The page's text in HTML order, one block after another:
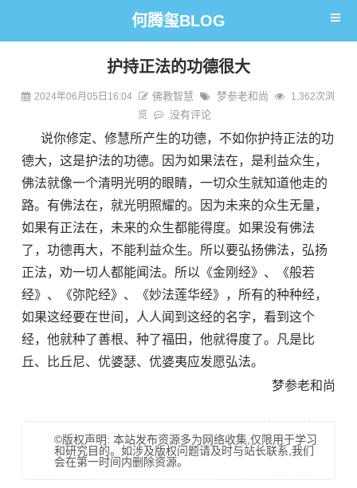
护持正法的功德很大
2024年06月05日16:04 佛教智慧 梦参老和尚
1,362次浏
览
没有评论
说你修定、修慧所产生的功德，不如你护持正法的功
德大，这是护法的功德。因为如果法在，是利益众生，
佛法就像一个清明光明的眼睛，一切众生就知道他走的
路。有佛法在，就光明照耀的。因为未来的众生无量，
如果有正法在，未来的众生都能得度。如果没有佛法
了，功德再大，不能利益众生。所以要弘扬佛法，弘扬
正法，劝一切人都能闻法。所以《金刚经》、《般若
经》、《弥陀经》、《妙法莲华经》，所有的种种经，
如果这经要在世间，人人闻到这经的名字，看到这个
经，他就种了善根、种了福田，他就得度了。凡是比
丘、比丘尼、优婆瑟、优婆夷应发愿弘法。
梦参老和尚
©版权声明: 本站发布资源多为网络收集,仅限用于学习
和研究目的。如涉及版权问题请及时与站长联系,我们
会在第一时间内删除资源。
何腾玺BLOG